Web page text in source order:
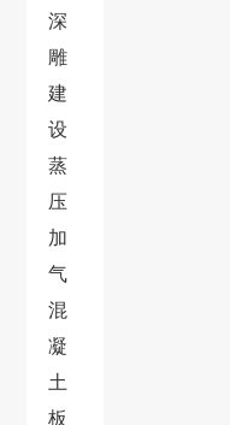
深
雕
建
设
蒸
压
加
气
混
凝
土
板